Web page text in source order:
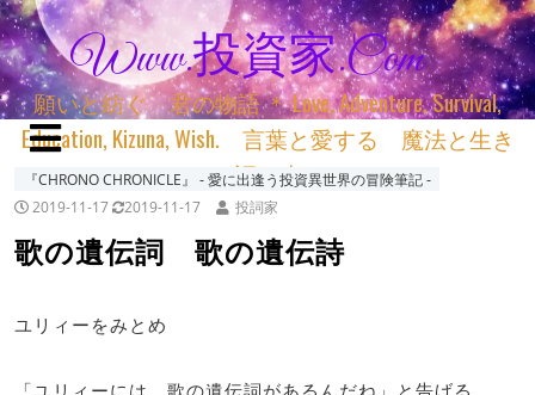
Www.投資家.com
願いと紡ぐ 君の物語 ＊ Love, Adventure, Survival,
Education, Kizuna, Wish. 言葉と愛する 魔法と生き
る 詞と生きる
『CHRONO CHRONICLE』 ‐ 愛に出逢う投資異世界の冒険筆記 ‐
2019-11-17
2019-11-17 投詞家
歌の遺伝詞 歌の遺伝詩
ユリィーをみとめ
「ユリィーには 歌の遺伝詞があるんだね」と告げる